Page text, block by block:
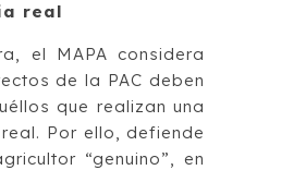
real
el MAPA considera
de la PAC deben
que realizan una
Por ello, defiende
“genuino”, en